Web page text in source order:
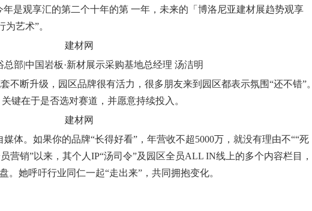
年是观享汇的第二个十年的第 一年，未来的「博洛尼亚建材展趋势观享
艺术”。
部|中国岩板·新材展示采购基地总经理 汤洁明
不断升级，园区品牌很有活力，很多朋友来到园区都表示氛围“还不错”。
键在于是否选对赛道，并愿意持续投入。
体。如果你的品牌“长得好看”，年营收不超5000万，就没有理由不““死
营销”以来，其个人IP“汤司令”及园区全员ALL IN线上的多个内容栏目，
。她呼吁行业同仁一起“走出来”，共同拥抱变化。